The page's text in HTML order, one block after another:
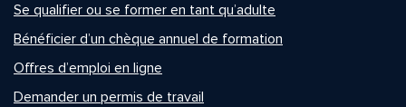
Se qualifier ou se former en tant qu’adulte
Bénéficier d’un chèque annuel de formation
Offres d’emploi en ligne
Demander un permis de travail